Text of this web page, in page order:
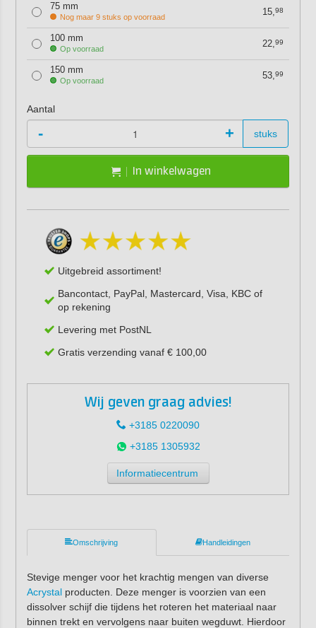
75 mm
Nog maar 9 stuks op voorraad 15,98
100 mm
Op voorraad 22,99
150 mm
Op voorraad 53,99
Aantal
- + stuks
In winkelwagen
Uitgebreid assortiment!
Bancontact, PayPal, Mastercard, Visa, KBC of
op rekening
Levering met PostNL
Gratis verzending vanaf € 100,00
Wij geven graag advies!
+3185 0220090
+3185 1305932
Informatiecentrum
Omschrijving Handleidingen
Stevige menger voor het krachtig mengen van diverse
Acrystalproducten. Deze menger is voorzien van een
dissolver schijf die tijdens het roteren het materiaal naar
binnen trekt en vervolgens naar buiten wegduwt. Hierdoor